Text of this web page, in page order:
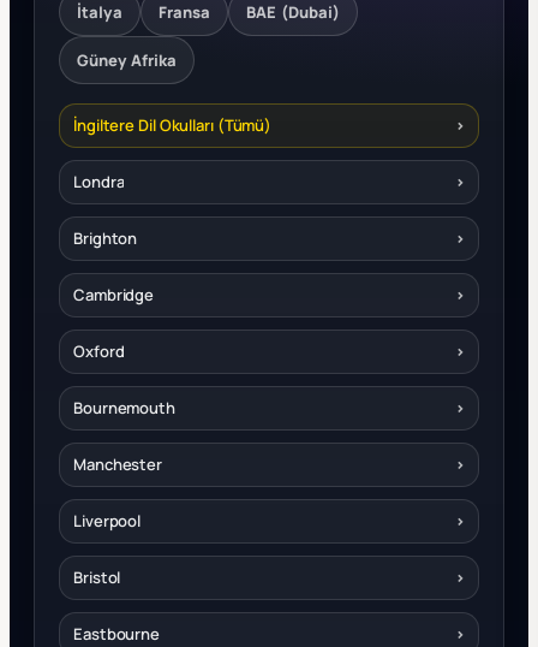
İtalya Fransa BAE (Dubai)
Güney Afrika
İngiltere Dil Okulları (Tümü) ›
Londra ›
Brighton ›
Cambridge ›
Oxford ›
Bournemouth ›
Manchester ›
Liverpool ›
Bristol ›
Eastbourne ›